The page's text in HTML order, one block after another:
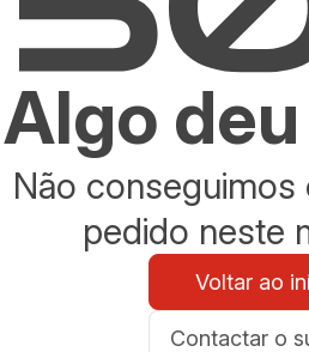
Algo
Não
pedido neste
Voltar ao
Contactar o